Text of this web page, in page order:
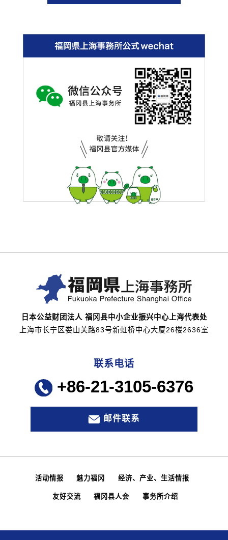
日本公益财团法人 福冈县中小企业振兴中心上海代表处
上海市长宁区娄山关路83号新虹桥中心大厦26楼2636室
联系电话
+86-21-3105-6376
邮件联系
活动情报 魅力福冈 经济、产业、生活情报
友好交流 福冈县人会 事务所介绍